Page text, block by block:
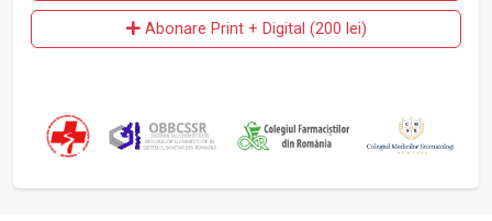
Abonare Print + Digital (200 lei)